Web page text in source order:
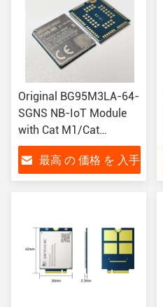
Original BG95M3LA-64-
SGNS NB-IoT Module
with Cat M1/Cat
NB2/EGPRS LPWA
Support and Compact
23.6mm Size
最高 の 価格 を 入手